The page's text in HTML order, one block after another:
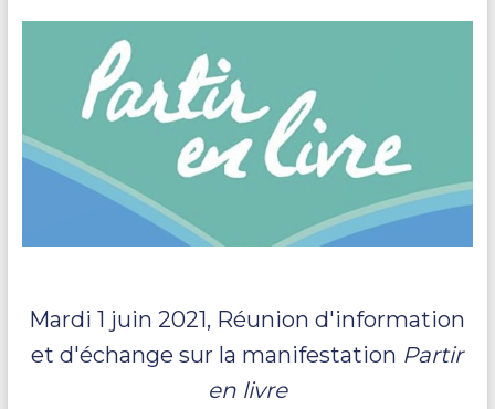
Mardi 1 juin 2021, Réunion d'information
et d'échange sur la manifestation Partir
en livre